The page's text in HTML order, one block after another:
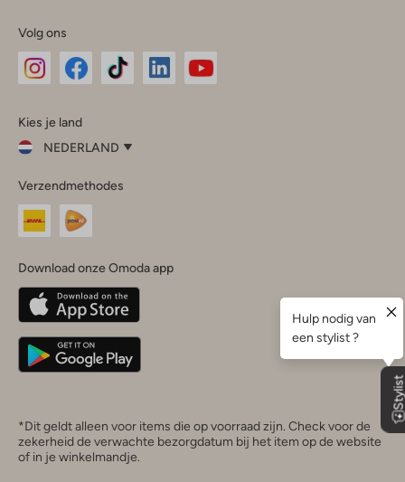
Volg ons
InstagramFacebook
Kies je land
NEDERLAND
je
land
Nederland
Belgique(Français)
Deutschland
Verzendmethodes
Download onze Omoda app
*Dit geldt alleen voor items die op voorraad zijn. Check voor de
zekerheid de verwachte bezorgdatum bij het item op de website
of in je winkelmandje.